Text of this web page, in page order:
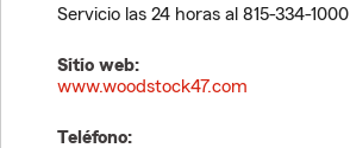
Servicio las 24 horas al 815-334-1000
Sitio web:
www.woodstock47.com
Teléfono: